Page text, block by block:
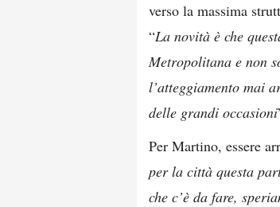
verso la massima
“La novità è che
Metropolitana e non
l’atteggiamento mai
delle grandi occasioni
Per Martino, essere
per la città questa
che c’è da fare,